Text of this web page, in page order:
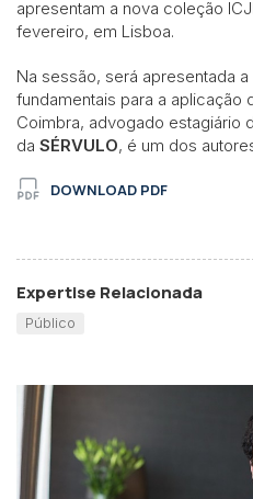
apresentam a nova coleção
fevereiro, em Lisboa.
Na sessão, será apresentada
fundamentais para a aplicação
Coimbra, advogado estagiário
da SÉRVULO, é um dos
DOWNLOAD PDF
Expertise Relacionada
Público